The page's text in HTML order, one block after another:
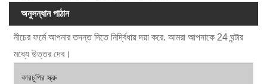
অনুসন্ধান পাঠান
নীচের ফর্মে আপনার তদন্ত দিতে নির্দ্বিধায় দয়া করে. আমরা আপনাকে 24 ঘন্টার
মধ্যে উত্তর দেব।